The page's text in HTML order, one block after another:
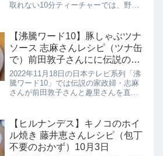
取れない10分ティーチャーでは、野菜
を手に入れる魔法のレシピとして冬に
食べたい美肌ゲット...
【沸騰ワード10】豚しゃぶツナ
ソース 志麻さんレシピ（ツナ缶
で）前田敦子さんにに伝説の家
政婦が直撃！11月18日
2022年11月18日の日本テレビ系列「沸
騰ワード10」では伝説の家政婦・志麻
さんが前田敦子さんと趣里さんを直撃
は【豚しゃぶツナソース】の作り方を
詳しく紹介します。>>沸騰...
【ヒルナンデス】キノコのホイ
ル焼き 藤井恵さんレシピ（包丁
不要のおかず）10月3日